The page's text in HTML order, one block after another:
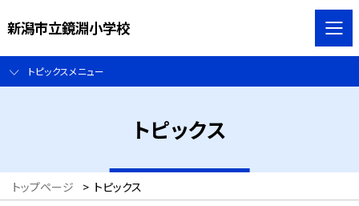
新潟市立鏡淵小学校
トピックスメニュー
トピックス
トップページ > トピックス